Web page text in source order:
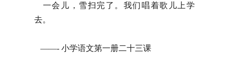
一会儿，雪扫完了。我们唱着歌儿上学
去。
——- 小学语文第一册二十三课